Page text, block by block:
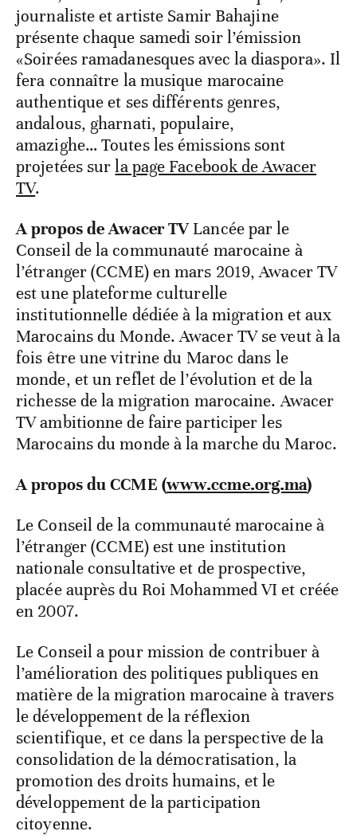
journaliste et artiste Samir Bahajine
présente chaque samedi soir l’émission
«Soirées ramadanesques avec la diaspora». Il
fera connaître la musique marocaine
authentique et ses différents genres,
andalous, gharnati, populaire,
amazighe… Toutes les émissions sont
projetées surla page Facebook de Awacer
TV.
A propos de Awacer TV Lancée par le
Conseil de la communauté marocaine à
l’étranger (CCME) en mars 2019, Awacer TV
est une plateforme culturelle
institutionnelle dédiée à la migration et aux
Marocains du Monde. Awacer TV se veut à la
fois être une vitrine du Maroc dans le
monde, et un reflet de l’évolution et de la
richesse de la migration marocaine. Awacer
TV ambitionne de faire participer les
Marocains du monde à la marche du Maroc.
A propos du CCME (www.ccme.org.ma)
Le Conseil de la communauté marocaine à
l’étranger (CCME) est une institution
nationale consultative et de prospective,
placée auprès du Roi Mohammed VI et créée
en 2007.
Le Conseil a pour mission de contribuer à
l’amélioration des politiques publiques en
matière de la migration marocaine à travers
le développement de la réflexion
scientifique, et ce dans la perspective de la
consolidation de la démocratisation, la
promotion des droits humains, et le
développement de la participation
citoyenne.